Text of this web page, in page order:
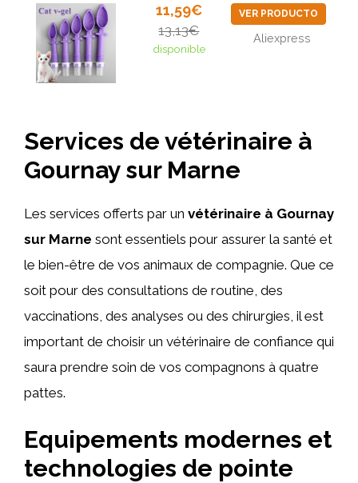
11,59€
13,13€
disponible
VER PRODUCTO
Aliexpress
Services de vétérinaire à
Gournay sur Marne
Les services offerts par un vétérinaire à Gournay
sur Marne sont essentiels pour assurer la santé et
le bien-être de vos animaux de compagnie. Que ce
soit pour des consultations de routine, des
vaccinations, des analyses ou des chirurgies, il est
important de choisir un vétérinaire de confiance qui
saura prendre soin de vos compagnons à quatre
pattes.
Equipements modernes et
technologies de pointe